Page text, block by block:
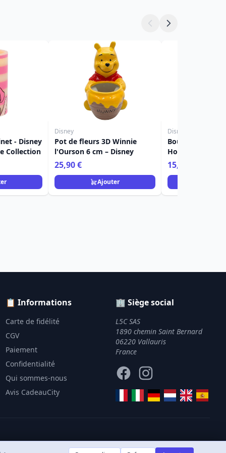
- Disney
Collection
Disney
Pot de fleurs 3D Winnie
l'Ourson 6 cm – Disney
25,90 €
Ajouter
Disney
Bougie LED
Home
15,90 €
📋 Informations
Carte de fidélité
CGV
Paiement
Confidentialité
Qui sommes-nous
Avis CadeauCity
🏢 Siège social
L5C SAS
1890 chemin Saint Bernard
06220 Vallauris
France
FacebookInstagram